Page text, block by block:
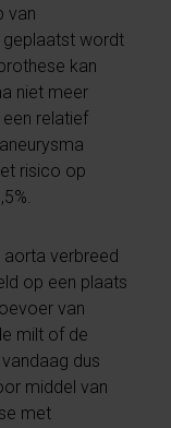
van
geplaatst wordt
kan
niet meer
relatief
risico op
aorta verbreed
op een plaats
van
milt of de
dus
middel van
met